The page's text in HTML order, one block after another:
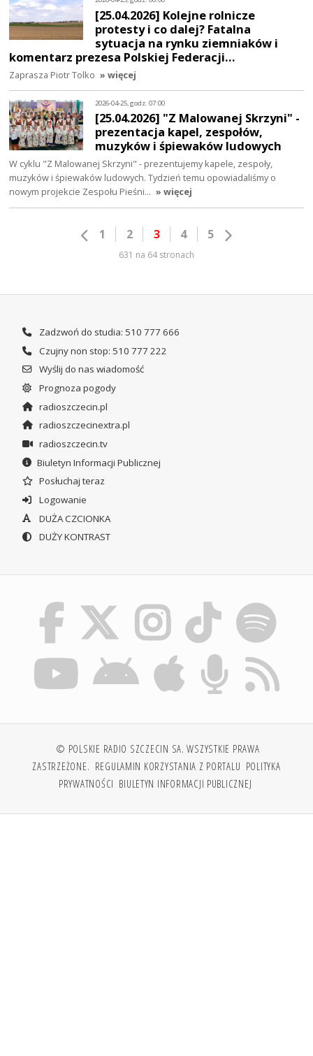
[25.04.2026] Kolejne rolnicze
protesty i co dalej? Fatalna
sytuacja na rynku ziemniaków i
komentarz prezesa Polskiej Federacji…
Zaprasza Piotr Tolko » więcej
2026-04-25, godz. 07:00
[25.04.2026] "Z Malowanej Skrzyni" -
prezentacja kapel, zespołów,
muzyków i śpiewaków ludowych
W cyklu "Z Malowanej Skrzyni" - prezentujemy kapele, zespoły,
muzyków i śpiewaków ludowych. Tydzień temu opowiadaliśmy o
nowym projekcie Zespołu Pieśni… » więcej
1 2 3 4 5
631 na 64 stronach
Zadzwoń do studia: 510 777 666
Czujny non stop: 510 777 222
Wyślij do nas wiadomość
Prognoza pogody
radioszczecin.pl
radioszczecinextra.pl
radioszczecin.tv
Biuletyn Informacji Publicznej
Posłuchaj teraz
Logowanie
DUŻA CZCIONKA
DUŻY KONTRAST
© POLSKIE RADIO SZCZECIN SA. WSZYSTKIE PRAWA
ZASTRZEŻONE. REGULAMIN KORZYSTANIA Z PORTALU POLITYKA
PRYWATNOŚCI BIULETYN INFORMACJI PUBLICZNEJ